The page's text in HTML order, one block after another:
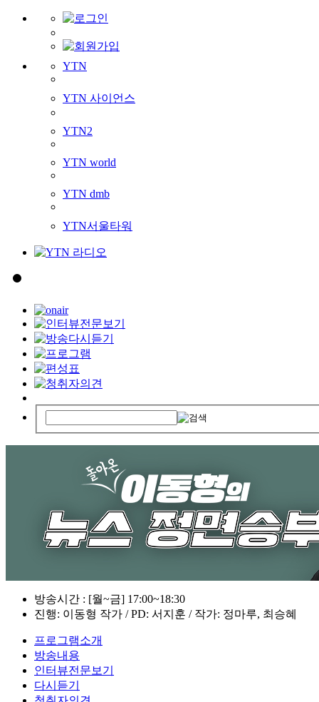
YTN
YTN 사이언스
YTN2
YTN world
YTN dmb
YTN서울타워
방송시간 : [월~금] 17:00~18:30
진행: 이동형 작가 / PD: 서지훈 / 작가: 정마루, 최승혜
프로그램소개
방송내용
인터뷰전문보기
다시듣기